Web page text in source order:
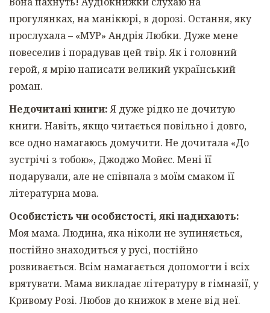
прогулянках, на манікюрі, в дорозі. Остання, яку
прослухала – «МУР» Андрія Любки. Дуже мене
повеселив і порадував цей твір. Як і головний
герой, я мрію написати великий український
роман.
Недочитані книги:Я дуже рідко не дочитую
книги. Навіть, якщо читається повільно і довго,
все одно намагаюсь домучити. Не дочитала «До
зустрічі з тобою», Джоджо Мойєс. Мені її
подарували, але не співпала з моїм смаком її
літературна мова.
Особистість чи особистості, які надихають:
Моя мама. Людина, яка ніколи не зупиняється,
постійно знаходиться у русі, постійно
розвивається. Всім намагається допомогти і всіх
врятувати. Мама викладає літературу в гімназії, у
Кривому Розі. Любов до книжок в мене від неї.